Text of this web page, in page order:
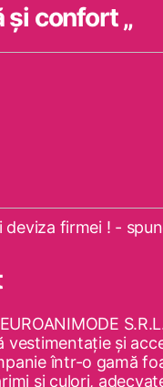
şi confort „
deviza firmei ! -
vestimentaţie şi
într-o gamă
şi culori,